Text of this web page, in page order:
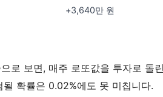
+3,640만 원
로 보면, 매주 로또값을 투자로 돌
확률은 0.02%에도 못 미칩니다.